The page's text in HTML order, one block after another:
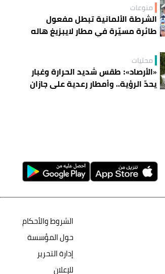
منوعات
الشرطة الألمانية تبطل مفعول
طائرة مسيّرة في مطار لايبزيغ هاله
محليات
«الأرصاد»: طقس شديد الحرارة وغبار
يحدّ الرؤية.. وأمطار رعدية على جازان
الشروط والأحكام
حول المؤسسة
إدارة التحرير
للإعلان